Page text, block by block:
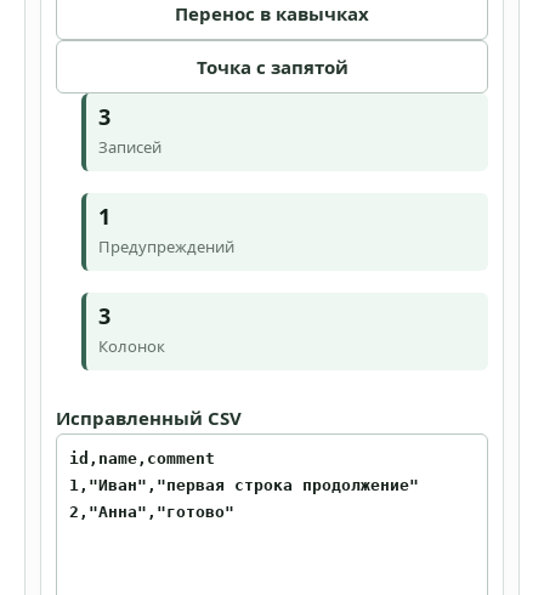
Перенос в кавычках
Точка с запятой
3
Записей
1
Предупреждений
3
Колонок
Исправленный CSV